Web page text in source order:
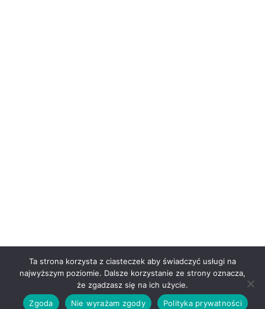
Ta strona korzysta z ciasteczek aby świadczyć usługi na
najwyższym poziomie. Dalsze korzystanie ze strony oznacza,
że zgadzasz się na ich użycie.
Zgoda
Nie wyrażam zgody Polityka prywatności